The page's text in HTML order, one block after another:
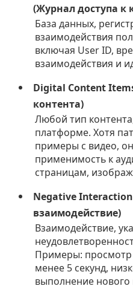
(Журнал доступа к
База данных,
взаимодействия
включая User ID,
взаимодействия и
Digital Content
контента)
Любой тип
платформе. Хотя
примеры с видео,
применимость к
страницам,
Negative
взаимодействие)
Взаимодействие,
Примеры: просмотр
менее 5 секунд,
выполнение нового